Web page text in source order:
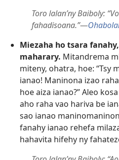
Toro lalan’ny Baiboly:
fahadisoana.”—
Miezaha ho tsara
maharary. Mitandrema
miteny, ohatra, hoe: “Tsy
ianao! Maninona izao
hoe aiza ianao?” Aleo
aho raha vao hariva be
sao ianao
fanahy ianao rehefa
hahavita hifehy ny